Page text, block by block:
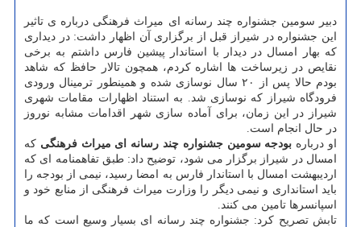
دبیر سومین جشنواره چند رسانه ای میراث فرهنگی درباره ی تاثیر
این جشنواره در شیراز قبل از برگزاری آن اظهار داشت: در دیداری
که بهار امسال در دیدار با استاندار پیشین فارس داشتم به برخی
نقایص در زیرساخت ها اشاره کردم، همچون تالار حافظ که شاهد
بودم حالا پس از ۲۰ سال نوسازی شده و همینطور ترمینال ورودی
فرودگاه شیراز که نوسازی شد. به استناد اظهارات مقامات شهری
شیراز در این زمان، برای آماده سازی شهر اقدامات مشابه نوروز
در حال انجام است.
او درباره بودجه سومین جشنواره چند رسانه ای میراث فرهنگی که
امسال در شیراز برگزار می شود، توضیح داد: طبق تفاهمنامه ای که
اردیبهشت امسال با استاندار فارس به امضا رسید، نیمی از بودجه را
باید استانداری و نیمی دیگر را وزارت میراث فرهنگی از منابع خود و
اسپانسرها تامین می کنند.
تابش تصریح کرد: جشنواره چند رسانه ای بسیار وسیع است که ما